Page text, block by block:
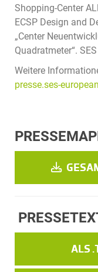
Shopping-Center
ECSP Design and
„Center
Quadratmeter“.
Weitere
presse.ses-
ALS